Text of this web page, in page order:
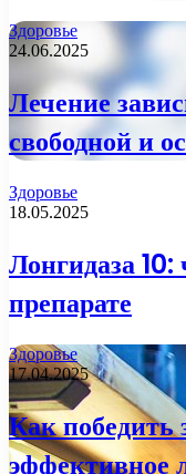
Здоровье
24.06.2025
Лечение
свободной и
Здоровье
18.05.2025
Лонгидаза 10:
препарате
Здоровье
17.04.2025
Как победить
эффективное